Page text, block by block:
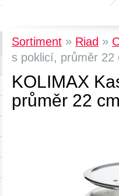
Sortiment » Riad »
s poklicí, průměr 22
KOLIMAX
průměr 22